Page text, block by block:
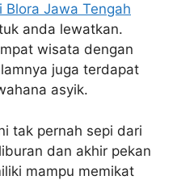
Blora Jawa Tengah
anda lewatkan.
wisata dengan
juga terdapat
asyik.
tak pernah sepi dari
dan akhir pekan
mampu memikat